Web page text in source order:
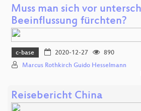
Muss man sich vor
Beeinflussung fürchten?
c-base 2020-12-27
890
Marcus Rothkirch Guido Hesselmann
Reisebericht China